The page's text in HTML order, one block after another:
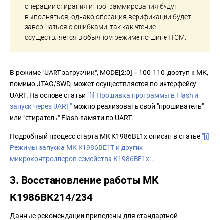
операции стирания и программирования будут
выполняться, однако операция верификации будет
завершаться с ошибками, так как чтение
осуществляется в обычном режиме по шине ITCM.
В режиме "UART-загрузчик", MODE[2:0] = 100-110, доступ к МК,
помимо JTAG/SWD, может осуществляется по интерфейсу
UART. На основе статьи "[i] Прошивка программы в Flash и
запуск через UART" можно реализовать свой "прошиватель"
или "стиратель" Flash-памяти по UART.
Подробный процесс старта МК К1986ВЕ1x описан в статье "[i]
Режимы запуска МК К1986ВЕ1Т и других
микроконтроллеров семейства К1986ВЕ1x".
3. Восстановление работы МК
К1986ВК214/234
Данные рекомендации приведены для стандартной